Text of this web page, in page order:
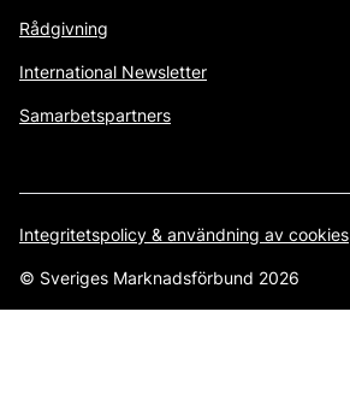
Rådgivning
International Newsletter
Samarbetspartners
© Sveriges Marknadsförbund 2026
Integritetspolicy & användning av cookies